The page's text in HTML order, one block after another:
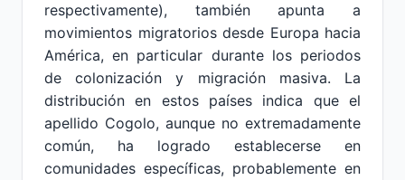
respectivamente), también apunta a
movimientos migratorios desde Europa hacia
América, en particular durante los periodos
de colonización y migración masiva. La
distribución en estos países indica que el
apellido Cogolo, aunque no extremadamente
común, ha logrado establecerse en
comunidades específicas, probablemente en